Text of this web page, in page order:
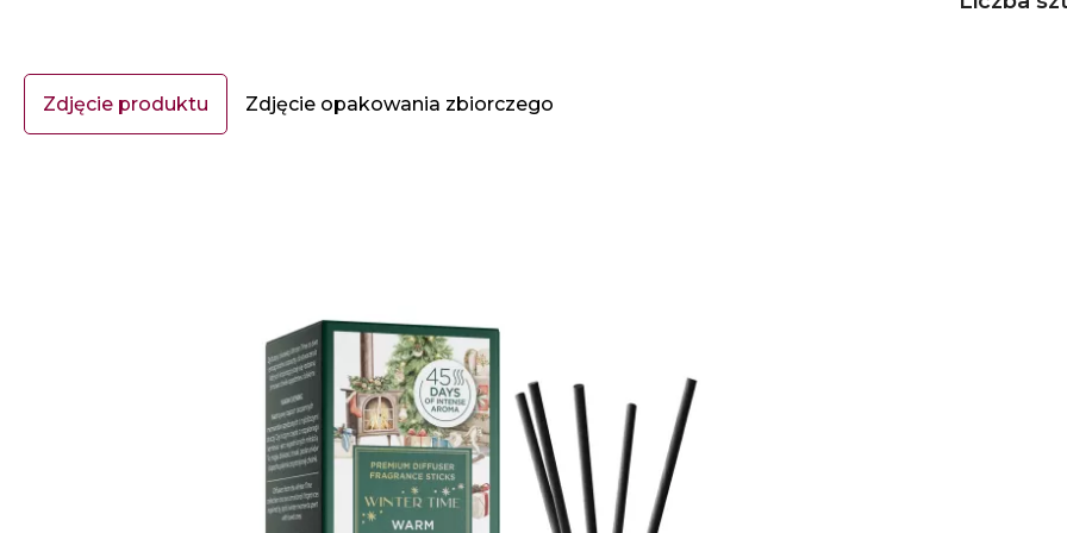
Zdjęcie produktu Zdjęcie opakowania zbiorczego